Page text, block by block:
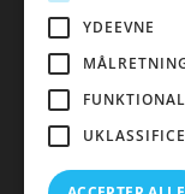
YDEEVNE